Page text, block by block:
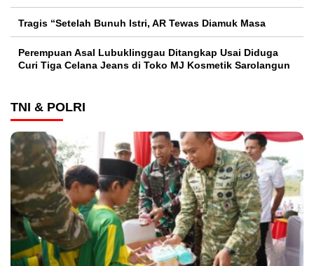
Tragis “Setelah Bunuh Istri, AR Tewas Diamuk Masa
Perempuan Asal Lubuklinggau Ditangkap Usai Diduga
Curi Tiga Celana Jeans di Toko MJ Kosmetik Sarolangun
TNI & POLRI